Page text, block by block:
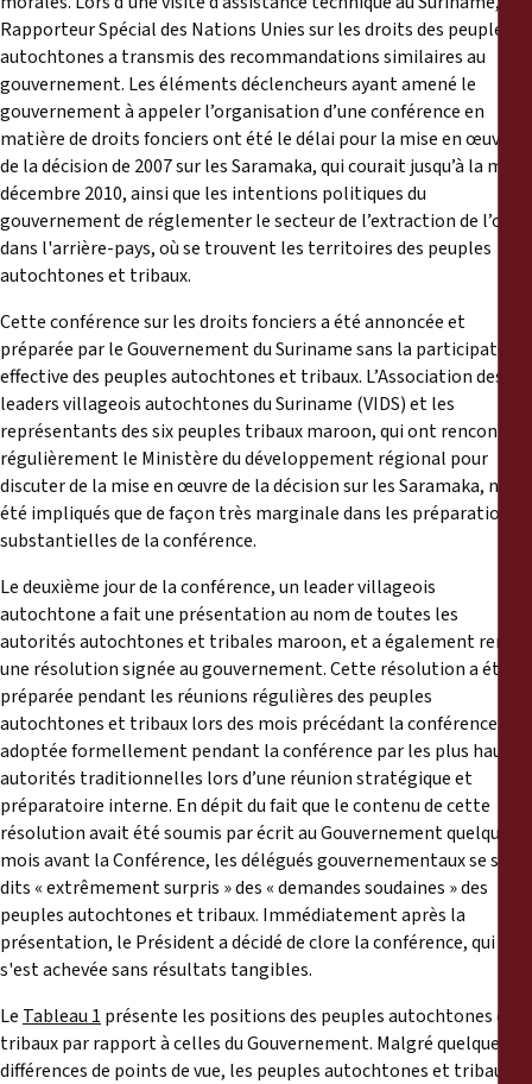
Rapporteur Spécial des Nations Unies sur les droits des peuples
autochtones a transmis des recommandations similaires au
gouvernement. Les éléments déclencheurs ayant amené le
gouvernement à appeler l’organisation d’une conférence en
matière de droits fonciers ont été le délai pour la mise en œuvre
de la décision de 2007 sur les Saramaka, qui courait jusqu’à la mi-
décembre 2010, ainsi que les intentions politiques du
gouvernement de réglementer le secteur de l’extraction de l’or
dans l'arrière-pays, où se trouvent les territoires des peuples
autochtones et tribaux.
Cette conférence sur les droits fonciers a été annoncée et
préparée par le Gouvernement du Suriname sans la participation
effective des peuples autochtones et tribaux. L’Association des
leaders villageois autochtones du Suriname (VIDS) et les
représentants des six peuples tribaux maroon, qui ont rencontré
régulièrement le Ministère du développement régional pour
discuter de la mise en œuvre de la décision sur les Saramaka, n’ont
été impliqués que de façon très marginale dans les préparations
substantielles de la conférence.
Le deuxième jour de la conférence, un leader villageois
autochtone a fait une présentation au nom de toutes les
autorités autochtones et tribales maroon, et a également remis
une résolution signée au gouvernement. Cette résolution a été
préparée pendant les réunions régulières des peuples
autochtones et tribaux lors des mois précédant la conférence,
adoptée formellement pendant la conférence par les plus hautes
autorités traditionnelles lors d’une réunion stratégique et
préparatoire interne. En dépit du fait que le contenu de cette
résolution avait été soumis par écrit au Gouvernement quelques
mois avant la Conférence, les délégués gouvernementaux se sont
dits « extrêmement surpris » des « demandes soudaines » des
peuples autochtones et tribaux. Immédiatement après la
présentation, le Président a décidé de clore la conférence, qui
s'est achevée sans résultats tangibles.
Le Tableau 1 présente les positions des peuples autochtones et
tribaux par rapport à celles du Gouvernement. Malgré quelques
différences de points de vue, les peuples autochtones et tribaux